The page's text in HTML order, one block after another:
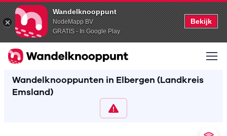
Wandelknooppunt
NodeMapp BV
GRATIS - In Google Play
Bekijk
Wandelknooppunten in Elbergen (Landkreis
Emsland)